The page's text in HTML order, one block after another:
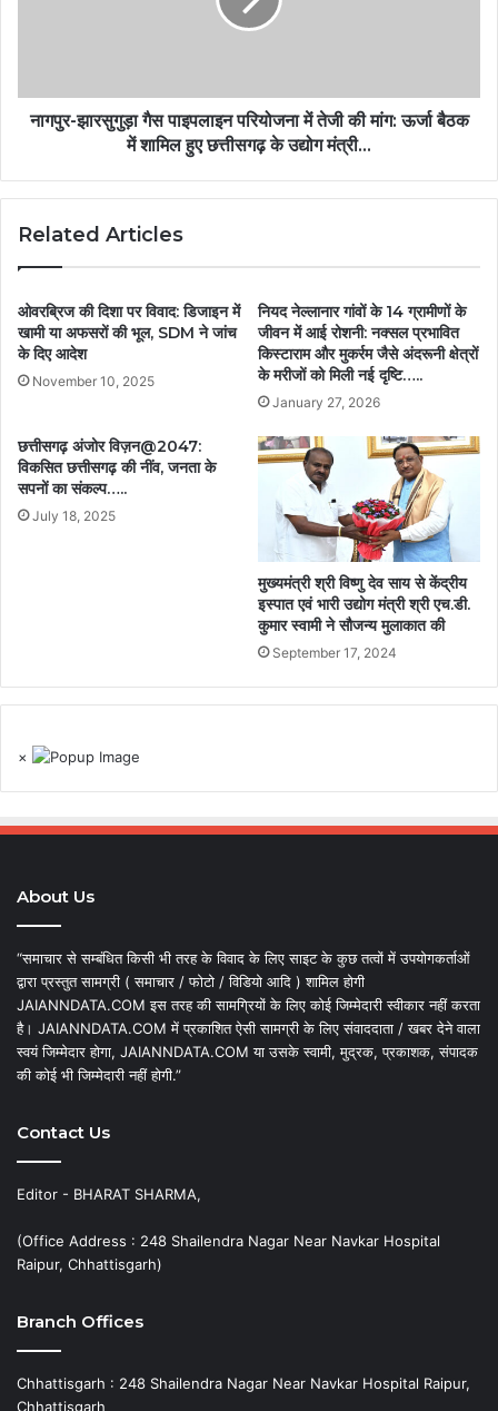
नागपुर-झारसुगुड़ा गैस पाइपलाइन परियोजना में तेजी की मांग: ऊर्जा बैठक
में शामिल हुए छत्तीसगढ़ के उद्योग मंत्री…
Related Articles
ओवरब्रिज की दिशा पर विवाद: डिजाइन में
खामी या अफसरों की भूल, SDM ने जांच
के दिए आदेश
November 10, 2025
नियद नेल्लानार गांवों के 14 ग्रामीणों के
जीवन में आई रोशनी: नक्सल प्रभावित
किस्टाराम और मुकर्रम जैसे अंदरूनी क्षेत्रों
के मरीजों को मिली नई दृष्टि…..
January 27, 2026
छत्तीसगढ़ अंजोर विज़न@2047:
विकसित छत्तीसगढ़ की नींव, जनता के
सपनों का संकल्प…..
July 18, 2025
मुख्यमंत्री श्री विष्णु देव साय से केंद्रीय
इस्पात एवं भारी उद्योग मंत्री श्री एच.डी.
कुमार स्वामी ने सौजन्य मुलाकात की
September 17, 2024
×
About Us
“समाचार से सम्बंधित किसी भी तरह के विवाद के लिए साइट के कुछ तत्वों में उपयोगकर्ताओं
द्वारा प्रस्तुत सामग्री ( समाचार / फोटो / विडियो आदि ) शामिल होगी
JAIANNDATA.COM इस तरह की सामग्रियों के लिए कोई जिम्मेदारी स्वीकार नहीं करता
है। JAIANNDATA.COM में प्रकाशित ऐसी सामग्री के लिए संवाददाता / खबर देने वाला
स्वयं जिम्मेदार होगा, JAIANNDATA.COM या उसके स्वामी, मुद्रक, प्रकाशक, संपादक
की कोई भी जिम्मेदारी नहीं होगी.”
Contact Us
Editor - BHARAT SHARMA,
(Office Address : 248 Shailendra Nagar Near Navkar Hospital
Raipur, Chhattisgarh)
Branch Offices
Chhattisgarh : 248 Shailendra Nagar Near Navkar Hospital Raipur,
Chhattisgarh